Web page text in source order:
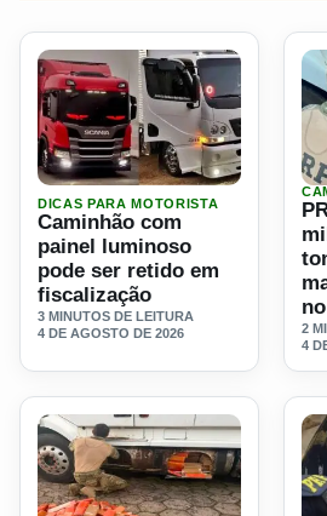
Ler materia: Caminhão com
DICAS PARA MOTORISTA
Caminhão com
painel luminoso
pode ser retido em
fiscalização
3 MINUTOS DE LEITURA
4 DE AGOSTO DE 2026
2
4